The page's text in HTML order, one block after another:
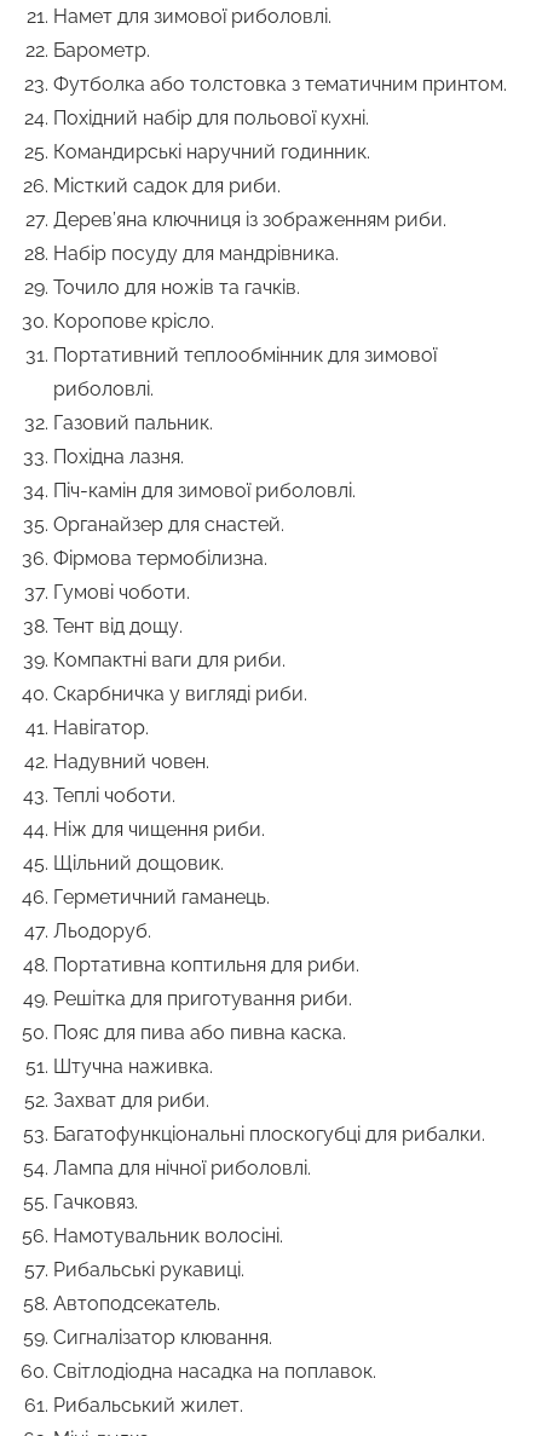
Намет для зимової риболовлі.
Барометр.
Футболка або толстовка з тематичним принтом.
Похідний набір для польової кухні.
Командирські наручний годинник.
Місткий садок для риби.
Дерев’яна ключниця із зображенням риби.
Набір посуду для мандрівника.
Точило для ножів та гачків.
Коропове крісло.
Портативний теплообмінник для зимової
риболовлі.
Газовий пальник.
Похідна лазня.
Піч-камін для зимової риболовлі.
Органайзер для снастей.
Фірмова термобілизна.
Гумові чоботи.
Тент від дощу.
Компактні ваги для риби.
Скарбничка у вигляді риби.
Навігатор.
Надувний човен.
Теплі чоботи.
Ніж для чищення риби.
Щільний дощовик.
Герметичний гаманець.
Льодоруб.
Портативна коптильня для риби.
Решітка для приготування риби.
Пояс для пива або пивна каска.
Штучна наживка.
Захват для риби.
Багатофункціональні плоскогубці для рибалки.
Лампа для нічної риболовлі.
Гачковяз.
Намотувальник волосіні.
Рибальські рукавиці.
Автоподсекатель.
Сигналізатор клювання.
Світлодіодна насадка на поплавок.
Рибальський жилет.